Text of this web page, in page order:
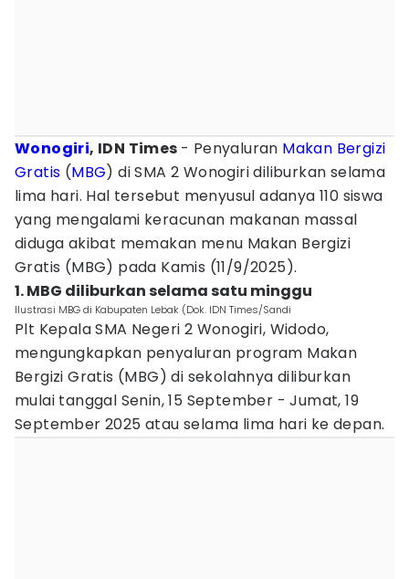
Wonogiri, IDN Times - Penyaluran Makan Bergizi
Gratis (MBG) di SMA 2 Wonogiri diliburkan selama
lima hari. Hal tersebut menyusul adanya 110 siswa
yang mengalami keracunan makanan massal
diduga akibat memakan menu Makan Bergizi
Gratis (MBG) pada Kamis (11/9/2025).
1. MBG diliburkan selama satu minggu
Ilustrasi MBG di Kabupaten Lebak (Dok. IDN Times/Sandi
Plt Kepala SMA Negeri 2 Wonogiri, Widodo,
mengungkapkan penyaluran program Makan
Bergizi Gratis (MBG) di sekolahnya diliburkan
mulai tanggal Senin, 15 September - Jumat, 19
September 2025 atau selama lima hari ke depan.